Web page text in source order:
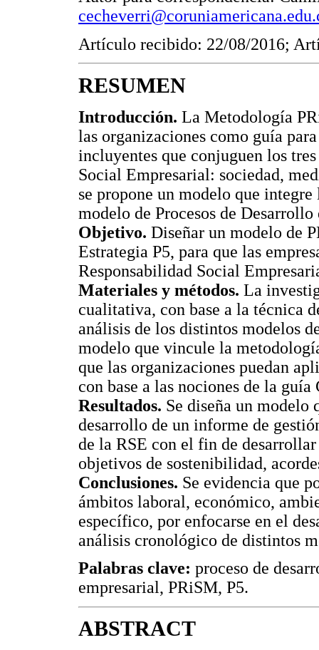
Artículo recibido: 22/08/2016;
RESUMEN
Introducción. La Metodología
las organizaciones como guía
incluyentes que conjuguen los
Social Empresarial: sociedad,
se propone un modelo que
modelo de Procesos de
Objetivo. Diseñar un modelo de
Estrategia P5, para que las
Responsabilidad Social
Materiales y métodos. La
cualitativa, con base a la técnica
análisis de los distintos modelos
modelo que vincule la
que las organizaciones puedan
con base a las nociones de la
Resultados. Se diseña un modelo
desarrollo de un informe de
de la RSE con el fin de
objetivos de sostenibilidad,
Conclusiones. Se evidencia que
ámbitos laboral, económico,
específico, por enfocarse en el
análisis cronológico de distintos
Palabras clave: proceso de
empresarial, PRiSM, P5.
ABSTRACT